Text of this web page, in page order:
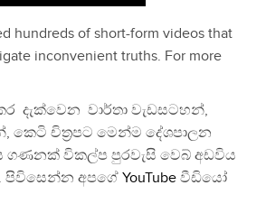
hundreds of short-form videos that
inconvenient truths. For more
දැක්වෙන වාර්තා වැඩසටහන්,
කෙටි චිත්‍රපට මෙන්ම දේශපාලන
ගණනක් විකල්ප පුරවැසි වෙබ් අඩවිය
පිවිසෙන්න අපගේ YouTube වීඩියෝ